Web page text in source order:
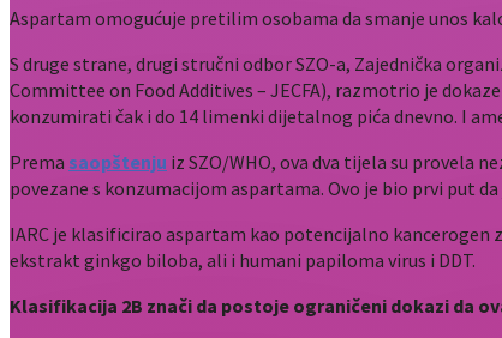
Aspartam omogućuje pretilim osobama da smanje unos
S druge strane, drugi stručni odbor SZO-a, Zajednička
Committee on Food Additives – JECFA), razmotrio je
konzumirati čak i do 14 limenki dijetalnog pića dnevno. I
Prema saopštenju iz SZO/WHO, ova dva tijela su provela
povezane s konzumacijom aspartama. Ovo je bio prvi put
IARC je klasificirao aspartam kao potencijalno kancerogen
ekstrakt ginkgo biloba, ali i humani papiloma virus i DDT.
Klasifikacija 2B znači da postoje ograničeni dokazi da